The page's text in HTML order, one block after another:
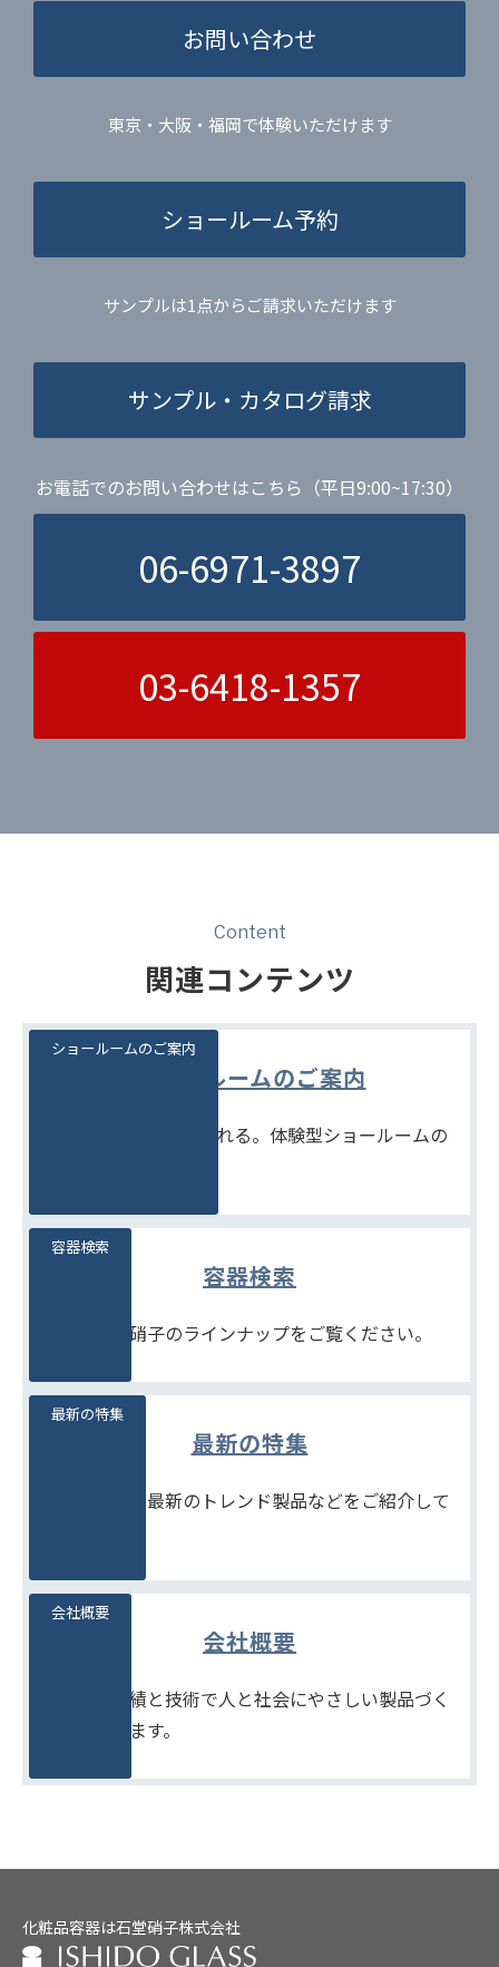
お問い合わせ
東京・大阪・福岡で体験いただけます
ショールーム予約
サンプルは1点からご請求いただけます
サンプル・カタログ請求
お電話でのお問い合わせはこちら（平日9:00~17:30）
06-6971-3897
03-6418-1357
Content
関連コンテンツ
ショールームのご案内
見て、触れて、比べられる。体験型ショールームの
ショールームのご案内
容器検索
豊富な石堂硝子のラインナップをご覧ください。
容器検索
最新の特集
季節商品や、最新のトレンド製品などをご紹介して
最新の特集
会社概要
たしかな実績と技術で人と社会にやさしい製品づく
りをめざします。
会社概要
化粧品容器は石堂硝子株式会社